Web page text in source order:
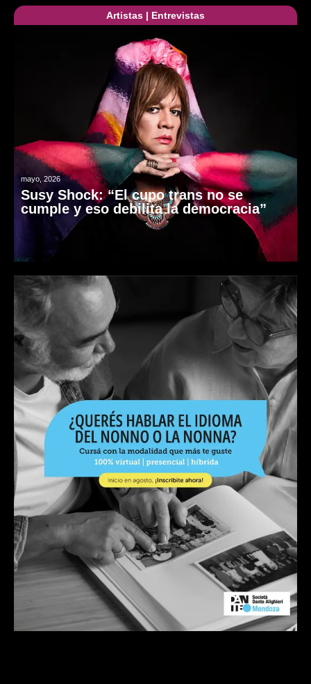
Artistas | Entrevistas
mayo, 2026
Susy Shock: “El cupo trans no se
cumple y eso debilita la democracia”